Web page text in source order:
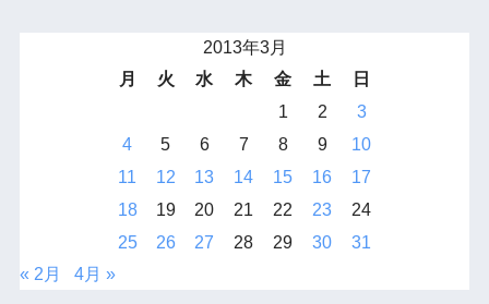
2013年3月
月
火 水 木 金 土
日
1
2
3
4
5 6 7 8 9
10
11
12 13 14 15 16
17
18
19 20 21 22 23
24
25
26 27 28 29 30
31
« 2月
4月 »